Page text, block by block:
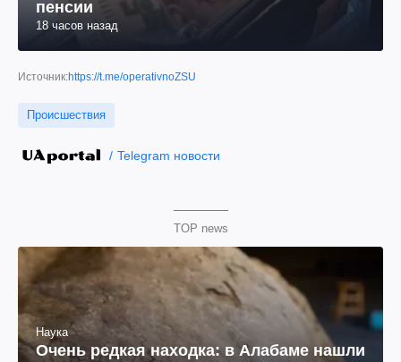
пенсии
18 часов назад
Источник:https://t.me/operativnoZSU
Происшествия
Telegram новости
TOP news
Наука
Очень редкая находка: в Алабаме нашли